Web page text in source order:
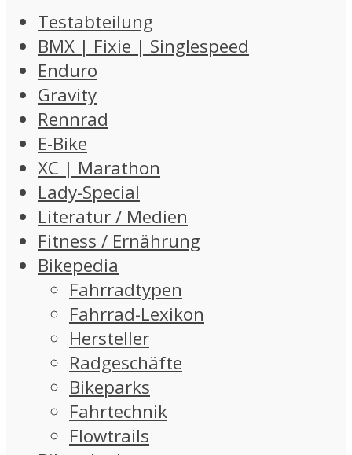
Testabteilung
BMX | Fixie | Singlespeed
Enduro
Gravity
Rennrad
E-Bike
XC | Marathon
Lady-Special
Literatur / Medien
Fitness / Ernährung
Bikepedia
Fahrradtypen
Fahrrad-Lexikon
Hersteller
Radgeschäfte
Bikeparks
Fahrtechnik
Flowtrails